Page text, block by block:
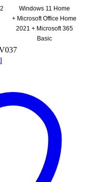
Windows 11 Home
+ Microsoft Office Home
2021 + Microsoft 365
Basic